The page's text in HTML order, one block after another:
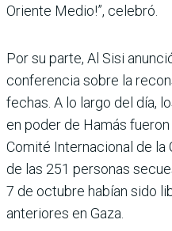
Oriente Medio!”, celebró.
Por su parte, Al Sisi
conferencia sobre la
fechas. A lo largo del día,
en poder de Hamás
Comité Internacional de la
de las 251 personas
7 de octubre habían sido
anteriores en Gaza.